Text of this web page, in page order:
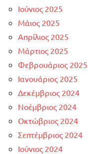
Ιούνιος 2025
Μάιος 2025
Απρίλιος 2025
Μάρτιος 2025
Φεβρουάριος 2025
Ιανουάριος 2025
Δεκέμβριος 2024
Νοέμβριος 2024
Οκτώβριος 2024
Σεπτέμβριος 2024
Ιούνιος 2024